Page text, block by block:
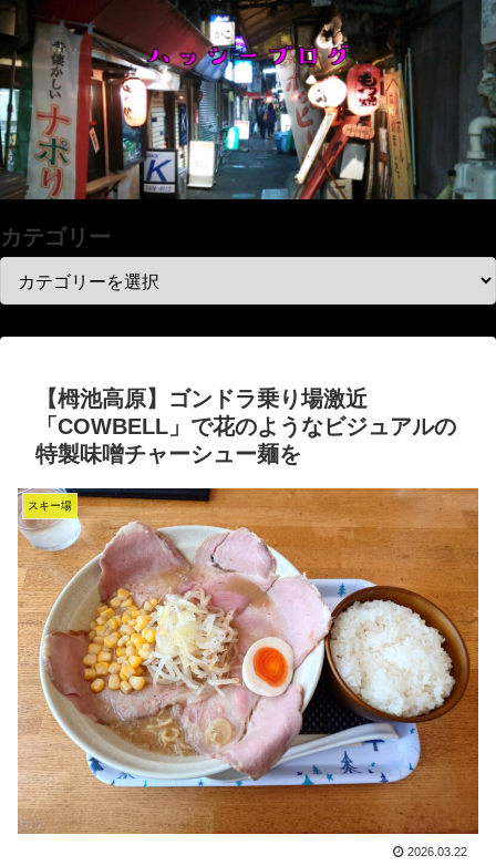
カテゴリー
【栂池高原】ゴンドラ乗り場激近
「COWBELL」で花のようなビジュアルの
特製味噌チャーシュー麺を
スキー場
2026.03.22